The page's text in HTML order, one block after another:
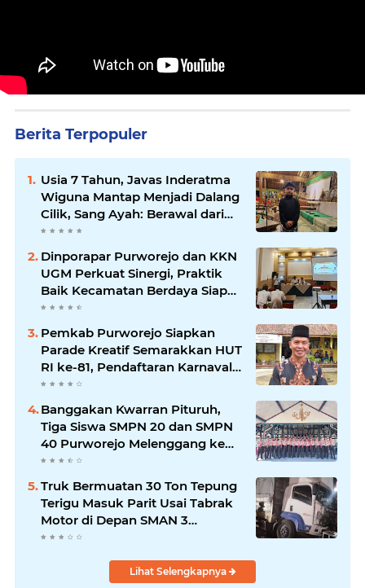
Berita Terpopuler
Usia 7 Tahun, Javas Inderatma
Wiguna Mantap Menjadi Dalang
Cilik, Sang Ayah: Berawal dari
Menonton Wayang di YouTube
Dinporapar Purworejo dan KKN
UGM Perkuat Sinergi, Praktik
Baik Kecamatan Berdaya Siap
Direplikasi
Pemkab Purworejo Siapkan
Parade Kreatif Semarakkan HUT
RI ke-81, Pendaftaran Karnaval
Resmi Dibuka
Banggakan Kwarran Pituruh,
Tiga Siswa SMPN 20 dan SMPN
40 Purworejo Melenggang ke
Jamnas Cibubur
Truk Bermuatan 30 Ton Tepung
Terigu Masuk Parit Usai Tabrak
Motor di Depan SMAN 3
Purworejo, Satu Orang Tewas
Lihat Selengkapnya